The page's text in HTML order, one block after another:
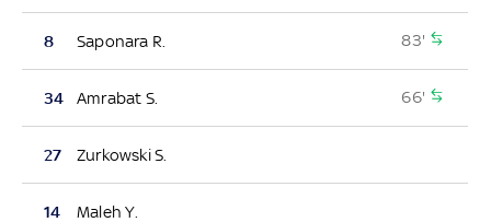
8 Saponara R. 83'
34 Amrabat S. 66'
27 Zurkowski S.
14 Maleh Y.